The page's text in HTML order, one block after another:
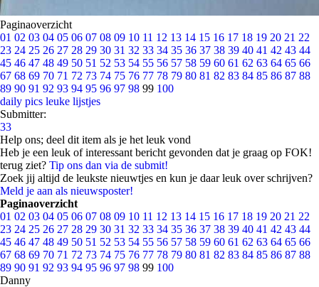
Paginaoverzicht
01 02 03 04 05 06 07 08 09 10 11 12 13 14 15 16 17 18 19 20 21 22
23 24 25 26 27 28 29 30 31 32 33 34 35 36 37 38 39 40 41 42 43 44
45 46 47 48 49 50 51 52 53 54 55 56 57 58 59 60 61 62 63 64 65 66
67 68 69 70 71 72 73 74 75 76 77 78 79 80 81 82 83 84 85 86 87 88
89 90 91 92 93 94 95 96 97 98 99 100
daily pics leuke lijstjes
Submitter:
33
Help ons; deel dit item als je het leuk vond
Heb je een leuk of interessant bericht gevonden dat je graag op FOK!
terug ziet? Tip ons dan via de submit!
Zoek jij altijd de leukste nieuwtjes en kun je daar leuk over schrijven?
Meld je aan als nieuwsposter!
Paginaoverzicht
01 02 03 04 05 06 07 08 09 10 11 12 13 14 15 16 17 18 19 20 21 22
23 24 25 26 27 28 29 30 31 32 33 34 35 36 37 38 39 40 41 42 43 44
45 46 47 48 49 50 51 52 53 54 55 56 57 58 59 60 61 62 63 64 65 66
67 68 69 70 71 72 73 74 75 76 77 78 79 80 81 82 83 84 85 86 87 88
89 90 91 92 93 94 95 96 97 98 99 100
Danny